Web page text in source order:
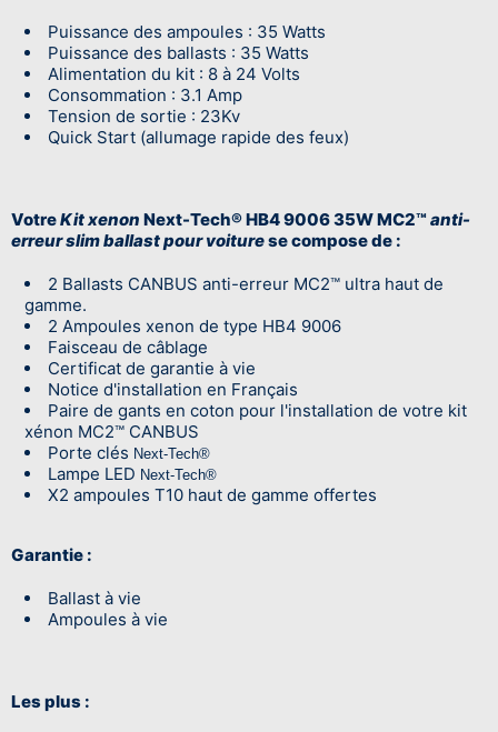
Puissance des ampoules : 35 Watts
Puissance des ballasts : 35 Watts
Alimentation du kit : 8 à 24 Volts
Consommation : 3.1 Amp
Tension de sortie : 23Kv
Quick Start (allumage rapide des feux)
VotreKit xenon Next-Tech® HB4 9006 35W MC2™anti-
erreur slim ballast pour voiturese compose de :
2 Ballasts CANBUS anti-erreur MC2™ ultra haut de
gamme.
2 Ampoules xenon de type HB4 9006
Faisceau de câblage
Certificat de garantie à vie
Notice d'installation en Français
Paire de gants en coton pour l'installation de votre kit
xénon MC2™ CANBUS
Porte clés Next-Tech®
Lampe LED Next-Tech®
X2 ampoules T10 haut de gamme offertes
Garantie :
Ballast à vie
Ampoules à vie
Les plus :